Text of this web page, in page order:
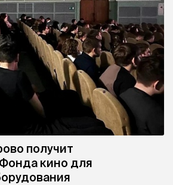
получит
кино для